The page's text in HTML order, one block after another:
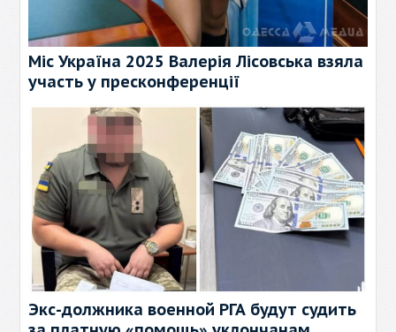
Міс Україна 2025 Валерія Лісовська взяла
участь у пресконференції
Экс-должника военной РГА будут судить